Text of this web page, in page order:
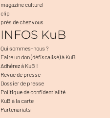
magazine culturel
clip
près de chez vous
INFOS KuB
Qui sommes-nous ?
Faire un don (défiscalisé) à KuB
Adhérez à KuB !
Revue de presse
Dossier de presse
Politique de confidentialité
KuB à la carte
Partenariats